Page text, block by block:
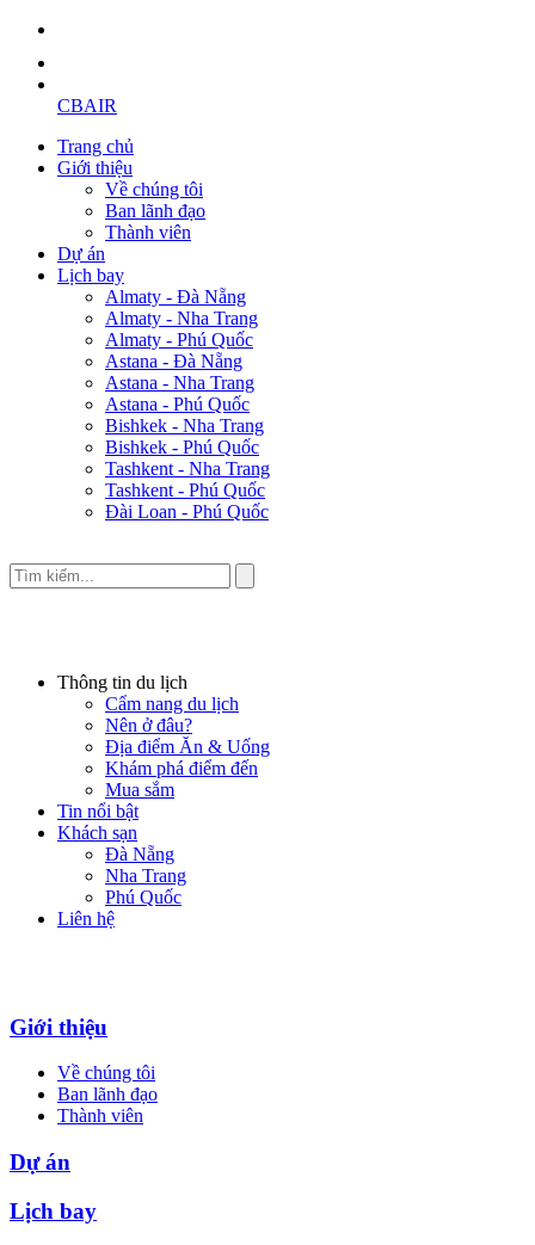
CBAIR
Trang chủ
Giới thiệu
Về chúng tôi
Ban lãnh đạo
Thành viên
Dự án
Lịch bay
Almaty - Đà Nẵng
Almaty - Nha Trang
Almaty - Phú Quốc
Astana - Đà Nẵng
Astana - Nha Trang
Astana - Phú Quốc
Bishkek - Nha Trang
Bishkek - Phú Quốc
Tashkent - Nha Trang
Tashkent - Phú Quốc
Đài Loan - Phú Quốc
Thông tin du lịch
Cẩm nang du lịch
Nên ở đâu?
Địa điểm Ăn & Uống
Khám phá điểm đến
Mua sắm
Tin nổi bật
Khách sạn
Đà Nẵng
Nha Trang
Phú Quốc
Liên hệ
Giới thiệu
Về chúng tôi
Ban lãnh đạo
Thành viên
Dự án
Lịch bay